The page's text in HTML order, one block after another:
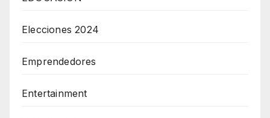
Elecciones 2024
Emprendedores
Entertainment